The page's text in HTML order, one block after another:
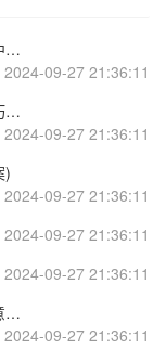
培训学校一年招生方案模板(培训学校一年当中招生时间怎么安排)
2024-09-27 21:36:11
培训机构四大营销方案模板(培训机构营销技巧与策略)
2024-09-27 21:36:11
)
2024-09-27 21:36:11
2024-09-27 21:36:11
2024-09-27 21:36:11
大专学校食堂承包方案模板(大学食堂承包注意事项)
2024-09-27 21:36:11